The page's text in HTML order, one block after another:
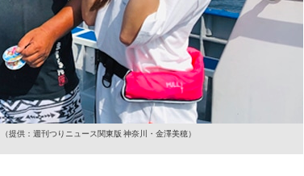
（提供：週刊つりニュース関東版 神奈川・金澤美穂）